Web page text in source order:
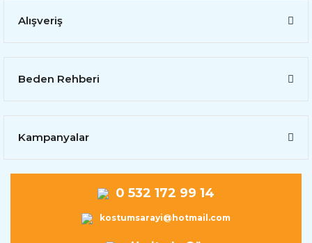
Alışveriş
Beden Rehberi
Kampanyalar
0 532 172 99 14
kostumsarayi@hotmail.com